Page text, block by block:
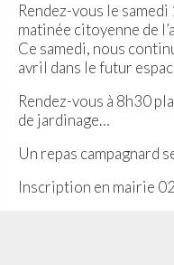
Rendez-vous le
matinée citoyenne de
Ce samedi, nous
avril dans le futur
Rendez-vous à 8h30
de jardinage…
Un repas campagnard
Inscription en mairie